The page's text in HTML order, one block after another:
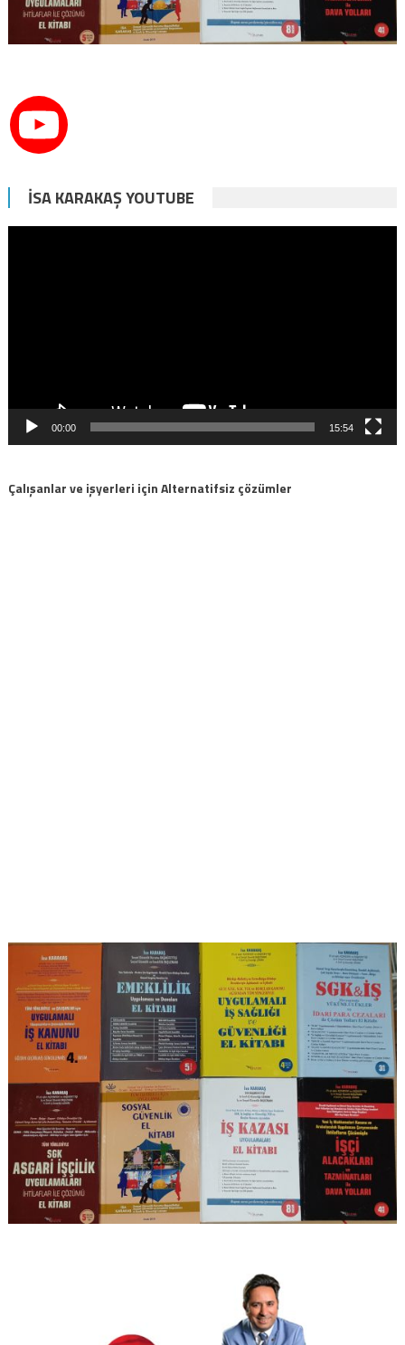
İSA KARAKAŞ YOUTUBE
00:00 15:54
Çalışanlar ve işyerleri için Alternatifsiz çözümler